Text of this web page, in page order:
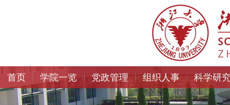
首页 学院一览 党政管理 组织人事 科学研